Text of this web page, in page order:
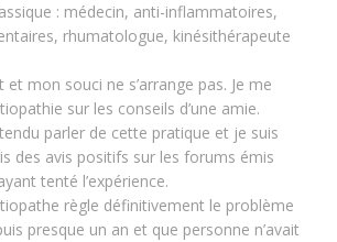
: médecin, anti-inflammatoires,
rhumatologue, kinésithérapeute
et mon souci ne s’arrange pas. Je me
sur les conseils d’une amie.
parler de cette pratique et je suis
des avis positifs sur les forums émis
tenté l’expérience.
règle définitivement le problème
presque un an et que personne n’avait